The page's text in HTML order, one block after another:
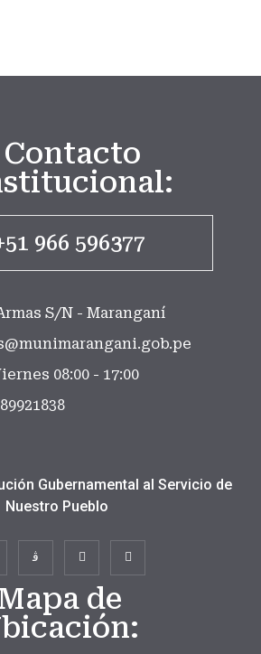
Contacto
966 596377
S/N - Maranganí
08:00 - 17:00
Gubernamental al Servicio de
Nuestro Pueblo
de